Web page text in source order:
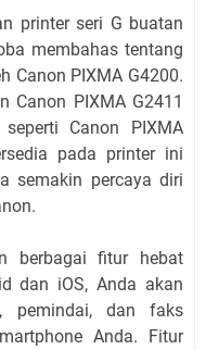
printer seri G buatan
membahas tentang
Canon PIXMA G4200.
Canon PIXMA G2411
Canon PIXMA
pada printer ini
semakin percaya diri
berbagai fitur hebat
dan iOS, Anda akan
pemindai, dan faks
Anda. Fitur